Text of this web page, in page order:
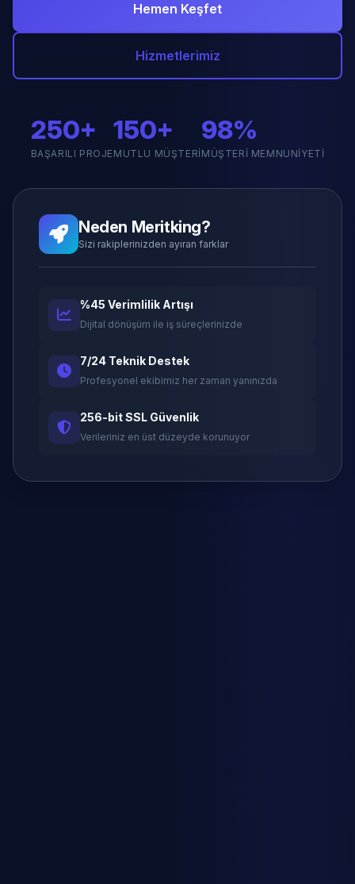
Hemen Keşfet
Hizmetlerimiz
250+
BAŞARILI PROJE
150+
MUTLU MÜŞTERI
98%
MÜŞTERI MEMNUNIYETI
Neden Meritking?
Sizi rakiplerinizden ayıran farklar
%45 Verimlilik Artışı
Dijital dönüşüm ile iş süreçlerinizde
7/24 Teknik Destek
Profesyonel ekibimiz her zaman yanınızda
256-bit SSL Güvenlik
Verileriniz en üst düzeyde korunuyor